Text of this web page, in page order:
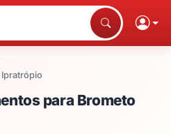
para
para Brometo